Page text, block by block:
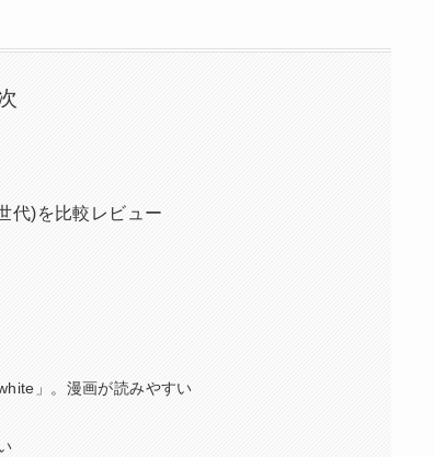
代)を比較レビュー
」。漫画が読みやすい